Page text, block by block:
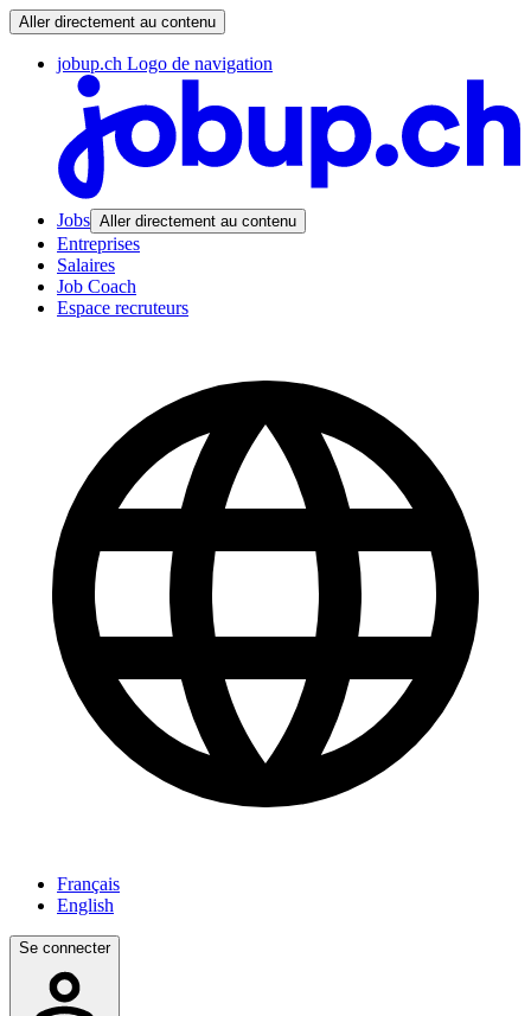
Aller directement au contenu
jobup.ch Logo de navigation
Jobs Aller directement au contenu
Entreprises
Salaires
Job Coach
Espace recruteurs
Français
English
Se connecter